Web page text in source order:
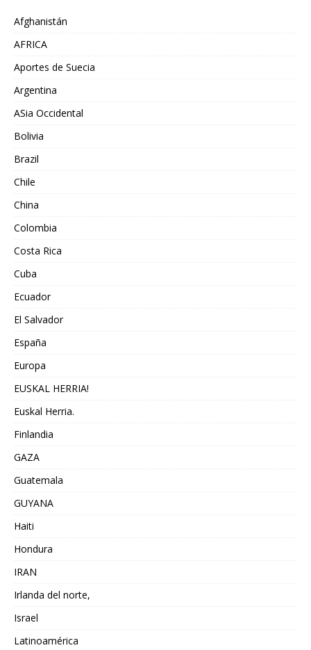
Afghanistán
AFRICA
Aportes de Suecia
Argentina
ASia Occidental
Bolivia
Brazil
Chile
China
Colombia
Costa Rica
Cuba
Ecuador
El Salvador
España
Europa
EUSKAL HERRIA!
Euskal Herria.
Finlandia
GAZA
Guatemala
GUYANA
Haiti
Hondura
IRAN
Irlanda del norte,
Israel
Latinoamérica